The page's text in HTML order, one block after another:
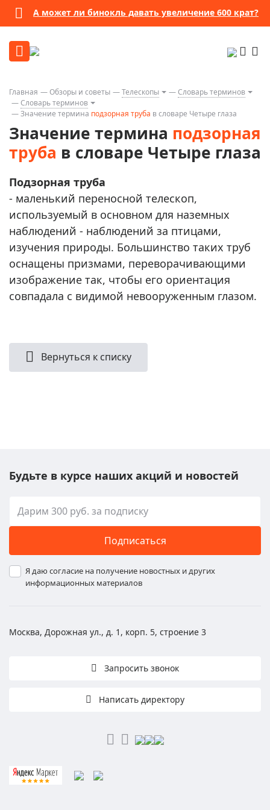
А может ли бинокль давать увеличение 600 крат?
Главная Обзоры и советы Телескопы
Словарь терминов
Словарь терминов
Значение термина подзорная труба в словаре Четыре глаза
Значение термина подзорная
труба в словаре Четыре глаза
Подзорная труба
- маленький переносной телескоп,
используемый в основном для наземных
наблюдений - наблюдений за птицами,
изучения природы. Большинство таких труб
оснащены призмами, переворачивающими
изображение так, чтобы его ориентация
совпадала с видимой невооруженным глазом.
Вернуться к списку
Будьте в курсе наших акций и новостей
Подписаться
Я даю согласие на получение новостных и других
информационных материалов
Москва, Дорожная ул., д. 1, корп. 5, строение 3
Запросить звонок
Написать директору